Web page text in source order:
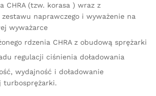
CHRA (tzw. korasa ) wraz z
zestawu naprawczego i wyważenie na
wyważarce
rdzenia CHRA z obudową sprężarki
regulacji ciśnienia doładowania
wydajność i doładowanie
turbosprężarki.